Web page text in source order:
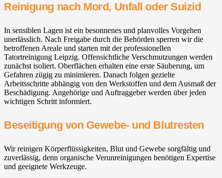
Reinigung nach Mord, Unfall oder Suizid
In sensiblen Lagen ist ein besonnenes und planvolles Vorgehen
unerlässlich. Nach Freigabe durch die Behörden sperren wir die
betroffenen Areale und starten mit der professionellen
Tatortreinigung Leipzig. Offensichtliche Verschmutzungen werden
zunächst isoliert. Oberflächen erhalten eine erste Säuberung, um
Gefahren zügig zu minimieren. Danach folgen gezielte
Arbeitsschritte abhängig von den Werkstoffen und dem Ausmaß der
Beschädigung. Angehörige und Auftraggeber werden über jeden
wichtigen Schritt informiert.
Beseitigung von Gewebe- und Blutresten
Wir reinigen Körperflüssigkeiten, Blut und Gewebe sorgfältig und
zuverlässig, denn organische Verunreinigungen benötigen Expertise
und geeignete Werkzeuge.